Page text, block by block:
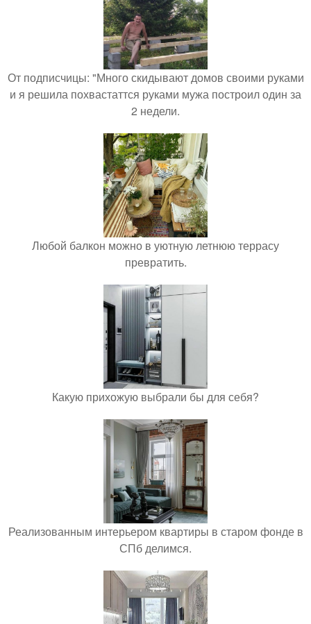
От подписчицы: "Много скидывают домов своими руками
и я решила похвастаттся руками мужа построил один за
2 недели.
Любой балкон можно в уютную летнюю террасу
превратить.
Какую прихожую выбрали бы для себя?
Реализованным интерьером квартиры в старом фонде в
СПб делимся.